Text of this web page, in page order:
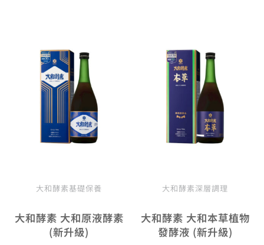
大和酵素基礎保養
大和酵素 大和原液酵素
(新升級)
始
價
格：
NT$2,500。 NT$2,250。
大和酵素深層調理
大和酵素 大和本草植物
發酵液 (新升級)
始
價
格：
NT$2,800。